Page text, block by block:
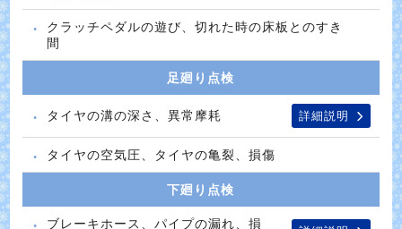
クラッチペダルの遊び、切れた時の床板とのすき
間
足廻り点検
タイヤの溝の深さ、異常摩耗 詳細説明
タイヤの空気圧、タイヤの亀裂、損傷
下廻り点検
ブレーキホース、パイプの漏れ、損